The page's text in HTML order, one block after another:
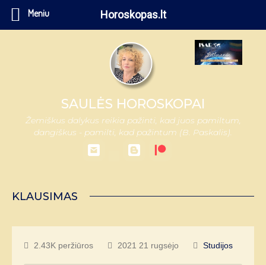
SAULĖS HOROSKOPAI
Žemiškus dalykus reikia pažinti, kad juos pamiltum,
dangiškus - pamilti, kad pažintum (B. Paskalis).
KLAUSIMAS
2.43K peržiūros 2021 21 rugsėjo Studijos
Meniu Horoskopas.lt